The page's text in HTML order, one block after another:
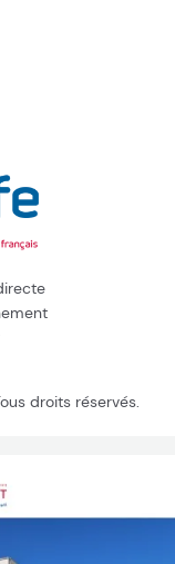
droits réservés.